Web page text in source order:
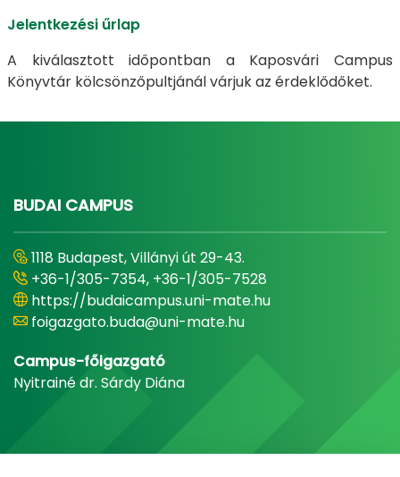
Jelentkezési űrlap
A kiválasztott időpontban a Kaposvári Campus
Könyvtár kölcsönzőpultjánál várjuk az érdeklődőket.
BUDAI CAMPUS
1118 Budapest, Villányi út 29-43.
+36-1/305-7354, +36-1/305-7528
https://budaicampus.uni-mate.hu
foigazgato.buda@uni-mate.hu
Campus-főigazgató
Nyitrainé dr. Sárdy Diána